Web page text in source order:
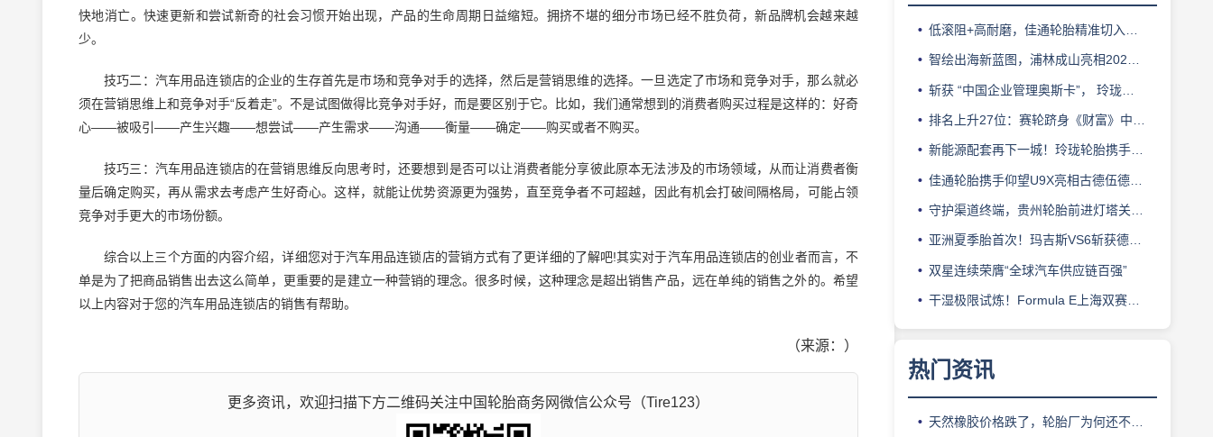
快地消亡。快速更新和尝试新奇的社会习惯开始出现，产品的生命周期日益缩短。拥挤不堪的细分市场已经不胜负荷，新品牌机会越来越
少。
技巧二：汽车用品连锁店的企业的生存首先是市场和竞争对手的选择，然后是营销思维的选择。一旦选定了市场和竞争对手，那么就必
须在营销思维上和竞争对手“反着走”。不是试图做得比竞争对手好，而是要区别于它。比如，我们通常想到的消费者购买过程是这样的：好奇
心——被吸引——产生兴趣——想尝试——产生需求——沟通——衡量——确定——购买或者不购买。
技巧三：汽车用品连锁店的在营销思维反向思考时，还要想到是否可以让消费者能分享彼此原本无法涉及的市场领域，从而让消费者衡
量后确定购买，再从需求去考虑产生好奇心。这样，就能让优势资源更为强势，直至竞争者不可超越，因此有机会打破间隔格局，可能占领
竞争对手更大的市场份额。
综合以上三个方面的内容介绍，详细您对于汽车用品连锁店的营销方式有了更详细的了解吧!其实对于汽车用品连锁店的创业者而言，不
单是为了把商品销售出去这么简单，更重要的是建立一种营销的理念。很多时候，这种理念是超出销售产品，远在单纯的销售之外的。希望
以上内容对于您的汽车用品连锁店的销售有帮助。
（来源：）
更多资讯，欢迎扫描下方二维码关注中国轮胎商务网微信公众号（Tire123）
低滚阻+高耐磨，佳通轮胎精准切入新能源轻卡赛道
智绘出海新蓝图，浦林成山亮相2026泰中合作博览会
斩获 “中国企业管理奥斯卡”， 玲珑轮胎蝉联 BMC 大奖
排名上升27位：赛轮跻身《财富》中国500强背后的增长逻辑
新能源配套再下一城！玲珑轮胎携手小鹏L03全球上市
佳通轮胎携手仰望U9X亮相古德伍德，以轮胎科技挑战性能边界
守护渠道终端，贵州轮胎前进灯塔关爱基金驰援长春受灾门店
亚洲夏季胎首次！玛吉斯VS6斩获德国TÜV SÜD高阶认证
双星连续荣膺“全球汽车供应链百强”
干湿极限试炼！Formula E上海双赛见证韩泰iON赛车轮胎硬核实力
热门资讯
天然橡胶价格跌了，轮胎厂为何还不敢“松口气”？